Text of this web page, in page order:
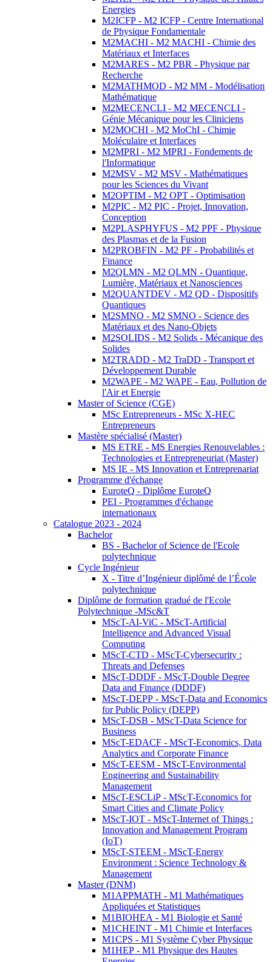
Energies
M2ICFP - M2 ICFP - Centre International
de Physique Fondamentale
M2MACHI - M2 MACHI - Chimie des
Matériaux et Interfaces
M2MARES - M2 PBR - Physique par
Recherche
M2MATHMOD - M2 MM - Modélisation
Mathématique
M2MECENCLI - M2 MECENCLI -
Génie Mécanique pour les Cliniciens
M2MOCHI - M2 MoChI - Chimie
Moléculaire et Interfaces
M2MPRI - M2 MPRI - Fondements de
l'Informatique
M2MSV - M2 MSV - Mathématiques
pour les Sciences du Vivant
M2OPTIM - M2 OPT - Optimisation
M2PIC - M2 PIC - Projet, Innovation,
Conception
M2PLASPHYFUS - M2 PPF - Physique
des Plasmas et de la Fusion
M2PROBFIN - M2 PF - Probabilités et
Finance
M2QLMN - M2 QLMN - Quantique,
Lumière, Matériaux et Nanosciences
M2QUANTDEV - M2 QD - Dispositifs
Quantiques
M2SMNO - M2 SMNO - Science des
Matériaux et des Nano-Objets
M2SOLIDS - M2 Solids - Mécanique des
Solides
M2TRADD - M2 TraDD - Transport et
Développement Durable
M2WAPE - M2 WAPE - Eau, Pollution de
l'Air et Energie
Master of Science (CGE)
MSc Entrepreneurs - MSc X-HEC
Entrepreneurs
Mastère spécialisé (Master)
MS ETRE - MS Energies Renouvelables :
Technologies et Entrepreneuriat (Master)
MS IE - MS Innovation et Entreprenariat
Programme d'échange
EuroteQ - Diplôme EuroteQ
PEI - Programmes d'échange
internationaux
Catalogue 2023 - 2024
Bachelor
BS - Bachelor of Science de l'Ecole
polytechnique
Cycle Ingénieur
X - Titre d’Ingénieur diplômé de l’École
polytechnique
Diplôme de formation gradué de l'Ecole
Polytechnique -MSc&T
MScT-AI-ViC - MScT-Artificial
Intelligence and Advanced Visual
Computing
MScT-CTD - MScT-Cybersecurity :
Threats and Defenses
MScT-DDDF - MScT-Double Degree
Data and Finance (DDDF)
MScT-DEPP - MScT-Data and Economics
for Public Policy (DEPP)
MScT-DSB - MScT-Data Science for
Business
MScT-EDACF - MScT-Economics, Data
Analytics and Corporate Finance
MScT-EESM - MScT-Environmental
Engineering and Sustainability
Management
MScT-ESCLiP - MScT-Economics for
Smart Cities and Climate Policy
MScT-IOT - MScT-Internet of Things :
Innovation and Management Program
(IoT)
MScT-STEEM - MScT-Energy
Environment : Science Technology &
Management
Master (DNM)
M1APPMATH - M1 Mathématiques
Appliquées et Statistiques
M1BIOHEA - M1 Biologie et Santé
M1CHEINT - M1 Chimie et Interfaces
M1CPS - M1 Système Cyber Physique
M1HEP - M1 Physique des Hautes